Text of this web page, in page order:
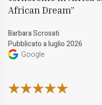
African Dream
Barbara Scrosati
Pubblicato a luglio 2026
Google